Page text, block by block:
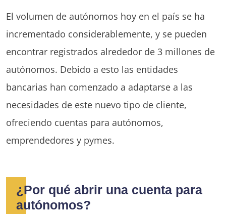
El volumen de autónomos hoy en el país se ha
incrementado considerablemente, y se pueden
encontrar registrados alrededor de 3 millones de
autónomos. Debido a esto las entidades
bancarias han comenzado a adaptarse a las
necesidades de este nuevo tipo de cliente,
ofreciendo cuentas para autónomos,
emprendedores y pymes.
¿Por qué abrir una cuenta para
autónomos?